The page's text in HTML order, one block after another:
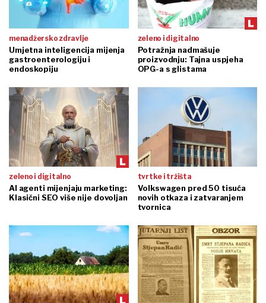
menadžersko zdravlje
Umjetna inteligencija mijenja
gastroenterologiju i
endoskopiju
zeleno i digitalno
Potražnja nadmašuje
proizvodnju: Tajna uspjeha
OPG-a s glistama
zeleno i digitalno
AI agenti mijenjaju marketing:
Klasični SEO više nije dovoljan
tvrtke i tržišta
Volkswagen pred 50 tisuća
novih otkaza i zatvaranjem
tvornica